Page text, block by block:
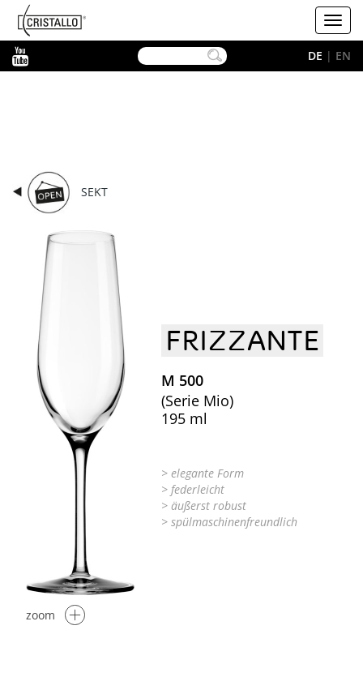
Cristallo
DE | EN
SEKT
zoom
FRIZZANTE
M 500
(Serie Mio)
195 ml
> elegante Form
> federleicht
> äußerst robust
> spülmaschinenfreundlich